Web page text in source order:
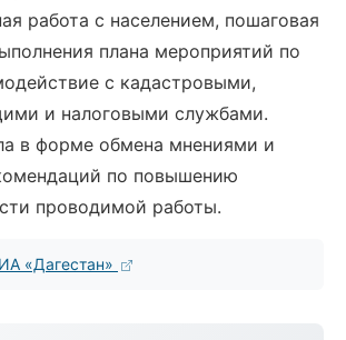
работа с населением, пошаговая
плана мероприятий по
с кадастровыми,
и налоговыми службами.
в форме обмена мнениями и
по повышению
проводимой работы.
«Дагестан»